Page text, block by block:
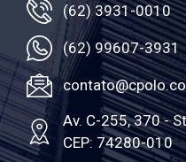
(62) 3931-0010
(62) 99607-3931
Av. C-255, 370 -
CEP: 74280-010